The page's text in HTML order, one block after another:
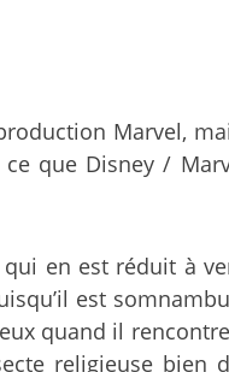
Marvel,
que Disney /
qui en est réduit à
est
quand il
religieuse bien